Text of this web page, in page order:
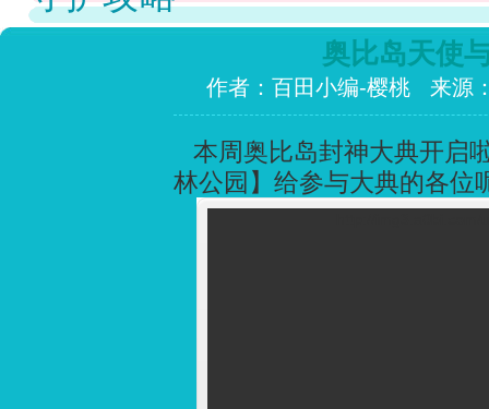
奥比岛天使
作者：百田小编-樱桃 来源
本周奥比岛封神大典开启
林公园】给参与大典的各位